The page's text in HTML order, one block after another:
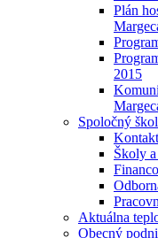
Plán
2015
Spoločný
Kontakt
Školy
Aktuálna
Obecný